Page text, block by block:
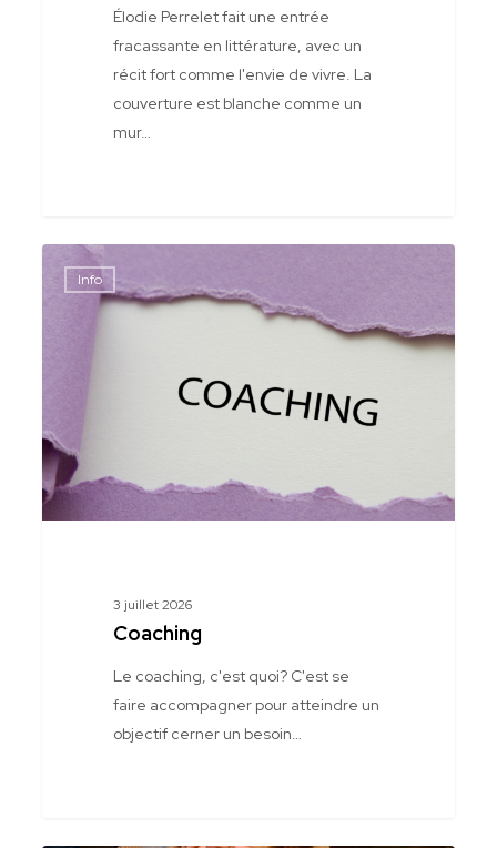
Élodie Perrelet fait une entrée
fracassante en littérature, avec un
récit fort comme l'envie de vivre. La
couverture est blanche comme un
mur…
Coaching
Info
3 juillet 2026
Coaching
Le coaching, c'est quoi? C'est se
faire accompagner pour atteindre un
objectif cerner un besoin…